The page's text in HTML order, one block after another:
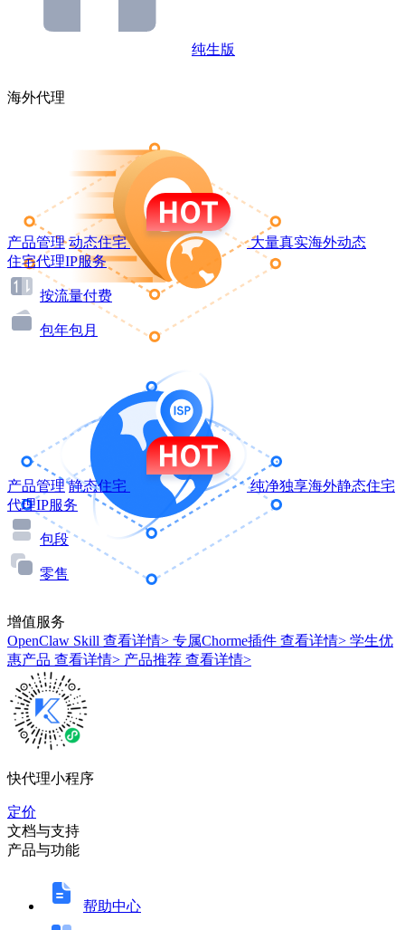
纯生版
海外代理
产品管理 动态住宅
大量真实海外动态
住宅代理IP服务
按流量付费
包年包月
产品管理 静态住宅
纯净独享海外静态住宅
代理IP服务
包段
零售
增值服务
OpenClaw Skill 查看详情> 专属Chorme插件 查看详情> 学生优
惠产品 查看详情> 产品推荐 查看详情>
快代理小程序
定价
文档与支持
产品与功能
帮助中心